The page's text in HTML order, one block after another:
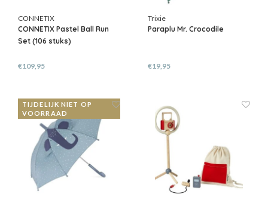
CONNETIX
CONNETIX Pastel Ball Run
Set (106 stuks)
€109,95
Trixie
Paraplu Mr. Crocodile
€19,95
TIJDELIJK NIET OP
VOORRAAD